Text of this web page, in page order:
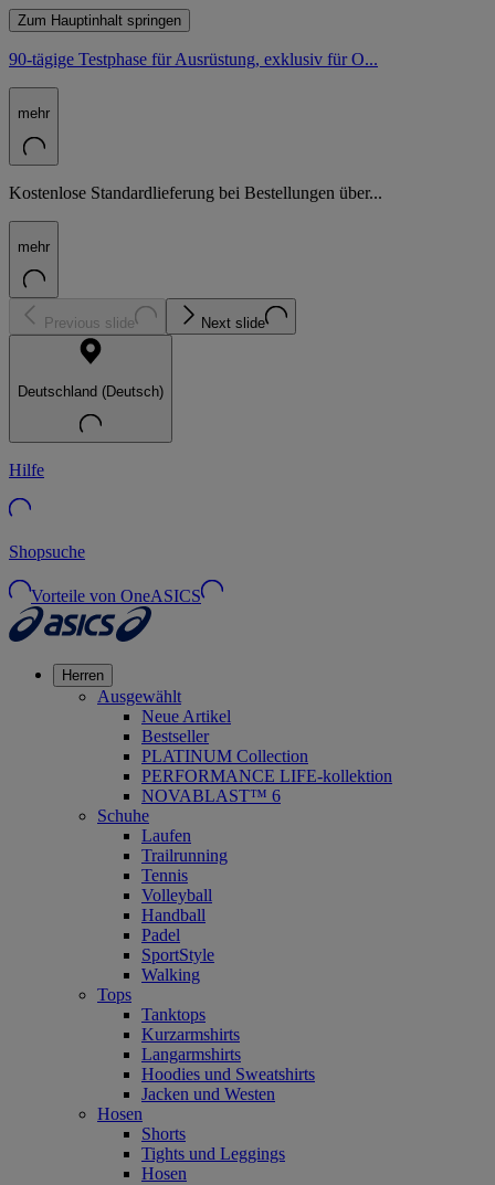
Zum Hauptinhalt springen
90-tägige Testphase für Ausrüstung, exklusiv für O...
mehr
Kostenlose Standardlieferung bei Bestellungen über...
mehr
Previous slide Next slide
Deutschland (Deutsch)
Hilfe
Shopsuche
Vorteile von OneASICS
Herren
Ausgewählt
Neue Artikel
Bestseller
PLATINUM Collection
PERFORMANCE LIFE-kollektion
NOVABLAST™ 6
Schuhe
Laufen
Trailrunning
Tennis
Volleyball
Handball
Padel
SportStyle
Walking
Tops
Tanktops
Kurzarmshirts
Langarmshirts
Hoodies und Sweatshirts
Jacken und Westen
Hosen
Shorts
Tights und Leggings
Hosen